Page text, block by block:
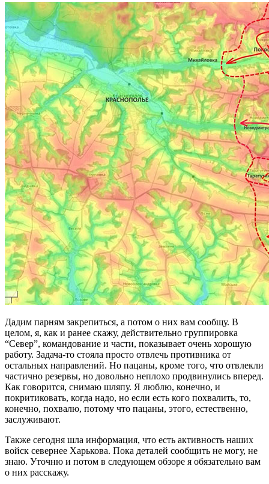
Дадим парням закрепиться, а потом о них вам сообщу. В
целом, я, как и ранее скажу, действительно группировка
“Север”, командование и части, показывает очень хорошую
работу. Задача-то стояла просто отвлечь противника от
остальных направлений. Но пацаны, кроме того, что отвлекли
частично резервы, но довольно неплохо продвинулись вперед.
Как говорится, снимаю шляпу. Я люблю, конечно, и
покритиковать, когда надо, но если есть кого похвалить, то,
конечно, похвалю, потому что пацаны, этого, естественно,
заслуживают.
Также сегодня шла информация, что есть активность наших
войск севернее Харькова. Пока деталей сообщить не могу, не
знаю. Уточню и потом в следующем обзоре я обязательно вам
о них расскажу.